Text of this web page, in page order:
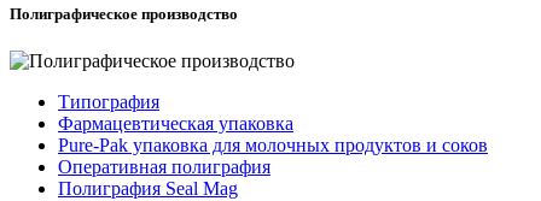
Полиграфическое производство
Типография
Фармацевтическая упаковка
Pure-Pak упаковка для молочных продуктов и соков
Оперативная полиграфия
Полиграфия Seal Mag